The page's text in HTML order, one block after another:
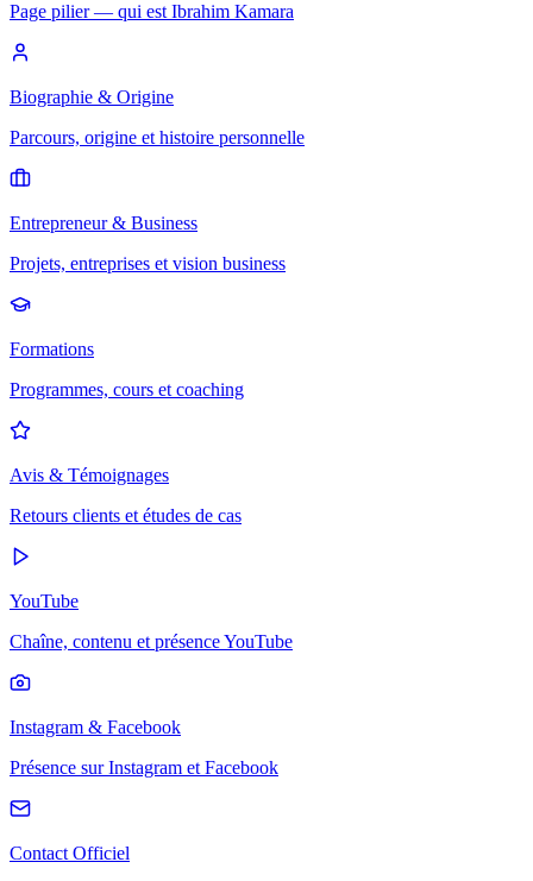
Page pilier — qui est Ibrahim Kamara
Biographie & Origine
Parcours, origine et histoire personnelle
Entrepreneur & Business
Projets, entreprises et vision business
Formations
Programmes, cours et coaching
Avis & Témoignages
Retours clients et études de cas
YouTube
Chaîne, contenu et présence YouTube
Instagram & Facebook
Présence sur Instagram et Facebook
Contact Officiel